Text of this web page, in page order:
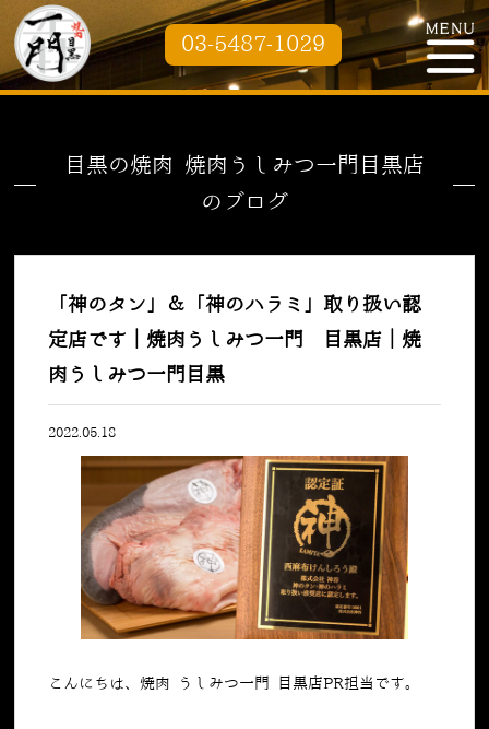
03-5487-1029
目黒の焼肉 焼肉うしみつ一門目黒店
のブログ
「神のタン」＆「神のハラミ」取り扱い認
定店です｜焼肉うしみつ一門 目黒店｜焼
肉うしみつ一門目黒
2022.05.18
こんにちは、焼肉 うしみつ一門 目黒店PR担当です。